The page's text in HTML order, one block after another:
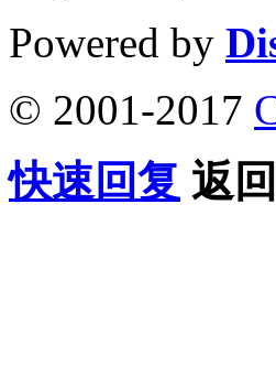
Powered by
© 2001-2017
快速回复 返